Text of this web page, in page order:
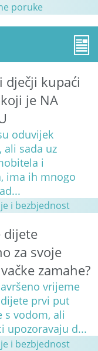
poruke
dječji kupaći
je NA
oduvijek
ali sada uz
i
ima ih mnogo
i bezbjednost
dijete
za svoje
zamahe?
vrijeme
prvi put
s vodom, ali
upozoravaju d...
i bezbjednost